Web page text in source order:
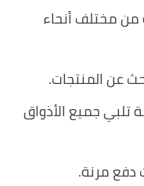
من مختلف أنحاء
عن المنتجات.
جميع الأذواق
دفع مرنة.